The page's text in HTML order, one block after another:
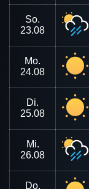
So.
23.08
Mo.
24.08
Di.
25.08
Mi.
26.08
Do.